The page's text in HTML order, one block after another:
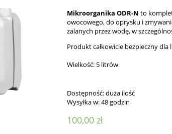
Mikroorganika ODR-N to
owocowego, do oprysku i
zalanych przez wodę, w
Produkt całkowicie bezpieczny
Wielkość: 5 litrów
Dostępność:duża ilość
Wysyłka w:48 godzin
100,00 zł